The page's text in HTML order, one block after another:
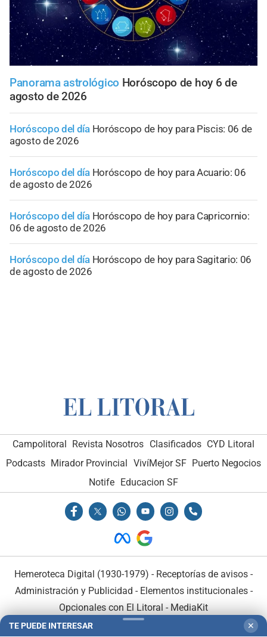
Panorama astrológico Horóscopo de hoy 6 de
agosto de 2026
Horóscopo del día Horóscopo de hoy para Piscis: 06 de
agosto de 2026
Horóscopo del día Horóscopo de hoy para Acuario: 06
de agosto de 2026
Horóscopo del día Horóscopo de hoy para Capricornio:
06 de agosto de 2026
Horóscopo del día Horóscopo de hoy para Sagitario: 06
de agosto de 2026
Campolitoral Revista Nosotros Clasificados CYD Litoral
Podcasts Mirador Provincial VivíMejor SF Puerto Negocios
Notife
Educacion SF
Hemeroteca Digital (1930-1979) - Receptorías de avisos -
Administración y Publicidad - Elementos institucionales-
Opcionales con El Litoral - MediaKit
TE PUEDE INTERESAR ✕